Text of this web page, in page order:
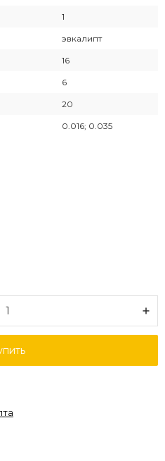
1
эвкалипт
16
6
20
0.016; 0.035